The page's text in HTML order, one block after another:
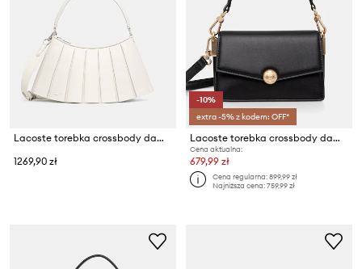
Lacoste torebka crossbody damska skórzana
1269,90 zł
-10%
extra -5% z kodem: OFF*
Lacoste torebka crossbody damska skórzana
Cena aktualna:
679,99 zł
Cena regularna:899,99 zł
Najniższa cena:759,99 zł